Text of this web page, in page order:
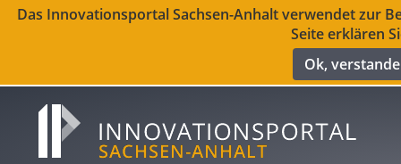
Das Innovationsportal Sachsen-Anhalt verwendet zur
Seite erklären
Ok,